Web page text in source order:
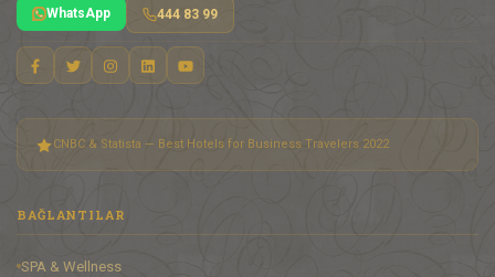
WhatsApp 444 83 99
CNBC & Statista — Best Hotels for Business Travelers 2022
BAĞLANTILAR
SPA & Wellness